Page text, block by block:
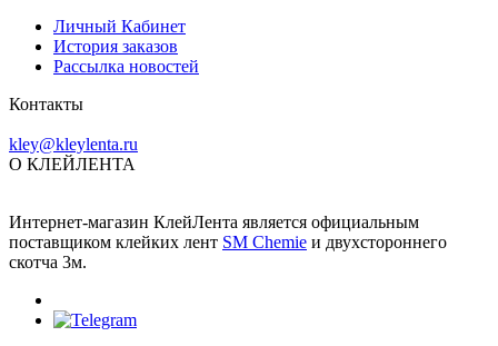
Личный Кабинет
История заказов
Рассылка новостей
Контакты
kley@kleylenta.ru
О КЛЕЙЛЕНТА
Интернет-магазин КлейЛента является официальным
поставщиком клейких лент SM Chemie и двухстороннего
скотча 3м.